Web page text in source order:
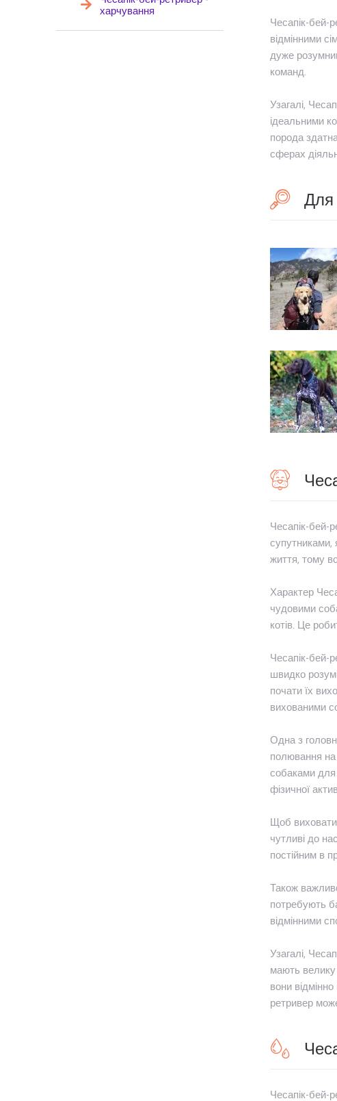
харчування
Чесапік-бей-
відмінними
дуже
команд.
Узагалі,
ідеальними
порода
сферах
Для
Чесапік-бей-
супутниками,
життя, тому
Характер
чудовими
котів. Це
Чесапік-бей-
швидко
почати їх
вихованими
Одна з
полювання на
собаками для
фізичної
Щоб виховати
чутливі до
постійним в
Також
потребують
відмінними
Узагалі,
мають велику
вони
ретривер
Чесапік-бей-